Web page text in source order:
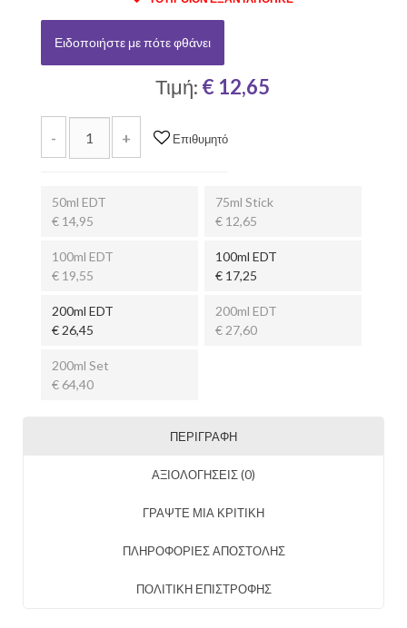
Ειδοποιήστε με πότε φθάνει
Τιμή: € 12,65
- + Επιθυμητό
50ml EDT
€ 14,95
75ml Stick
€ 12,65
100ml EDT
€ 19,55
100ml EDT
€ 17,25
200ml EDT
€ 26,45
200ml EDT
€ 27,60
200ml Set
€ 64,40
ΠΕΡΙΓΡΑΦΉ
ΑΞΙΟΛΟΓΉΣΕΙΣ (0)
ΓΡΑΨΤΕ ΜΙΑ ΚΡΙΤΙΚΗ
ΠΛΗΡΟΦΟΡΙΕΣ ΑΠΟΣΤΟΛΗΣ
ΠΟΛΙΤΙΚΗ ΕΠΙΣΤΡΟΦΗΣ